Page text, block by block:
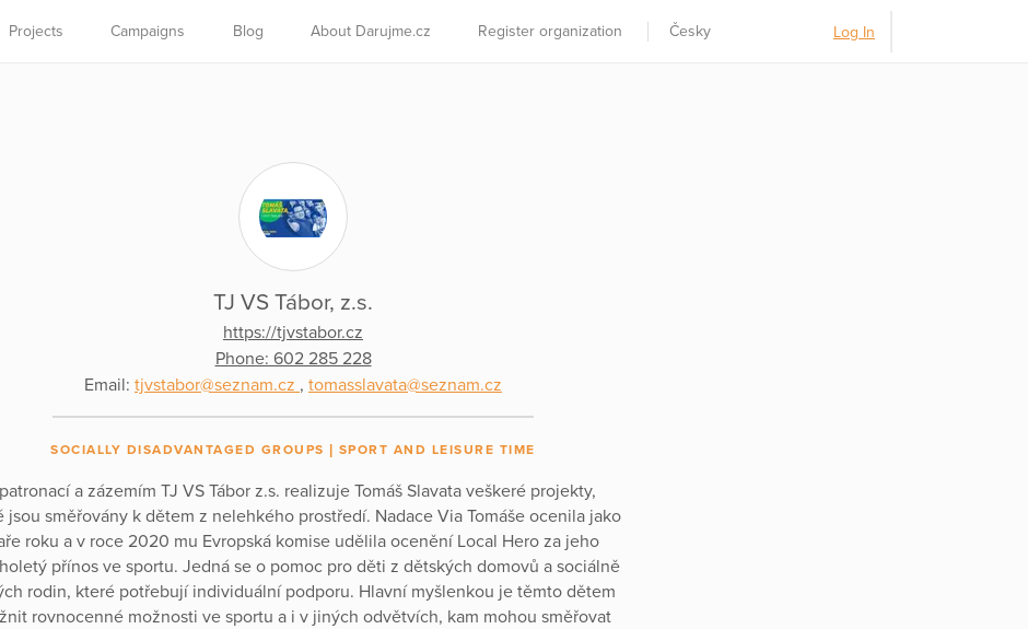
Projects Campaigns Blog About Darujme.cz Register organization Česky Log In
TJ VS Tábor, z.s.
https://tjvstabor.cz
Phone: 602 285 228
Email: tjvstabor@seznam.cz , tomasslavata@seznam.cz
SOCIALLY DISADVANTAGED GROUPS SPORT AND LEISURE TIME
a zázemím TJ VS Tábor z.s. realizuje Tomáš Slavata veškeré projekty,
jsou směřovány k dětem z nelehkého prostředí. Nadace Via Tomáše ocenila jako
roku a v roce 2020 mu Evropská komise udělila ocenění Local Hero za jeho
přínos ve sportu. Jedná se o pomoc pro děti z dětských domovů a sociálně
rodin, které potřebují individuální podporu. Hlavní myšlenkou je těmto dětem
rovnocenné možnosti ve sportu a i v jiných odvětvích, kam mohou směřovat